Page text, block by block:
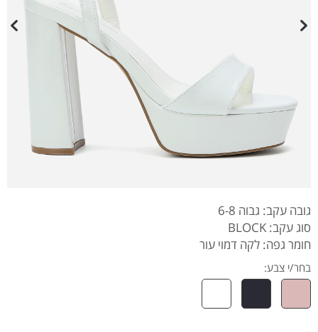
גובה עקב: גבוה 6-8
סוג עקב: BLOCK
חומר גפה: לקה דמוי עור
בחר/י צבע: